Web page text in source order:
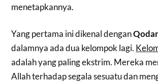
menetapkannya.
Yang pertama ini dikenal dengan
dalamnya ada dua kelompok lagi.
adalah yang paling ekstrim. Mereka
Allah terhadap segala sesuatu dan